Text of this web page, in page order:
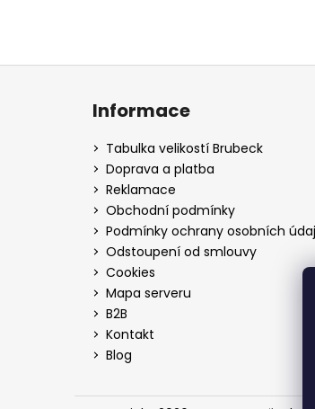
Z
Informace
Tabulka velikostí Brubeck
Doprava a platba
Reklamace
Obchodní podmínky
Podmínky ochrany osobních
Odstoupení od smlouvy
Cookies
Mapa serveru
B2B
Kontakt
Blog